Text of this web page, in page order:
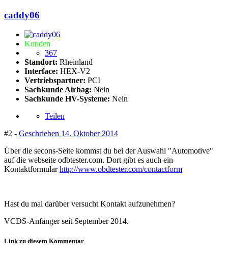
caddy06
Kunden
367
Standort: Rheinland
Interface: HEX-V2
Vertriebspartner: PCI
Sachkunde Airbag: Nein
Sachkunde HV-Systeme: Nein
Teilen
#2 - Geschrieben 14. Oktober 2014
Über die secons-Seite kommst du bei der Auswahl "Automotive"
auf die webseite odbtester.com. Dort gibt es auch ein
Kontaktformularhttp://www.obdtester.com/contactform
Hast du mal darüber versucht Kontakt aufzunehmen?
VCDS-Anfänger seit September 2014.
Link zu diesem Kommentar